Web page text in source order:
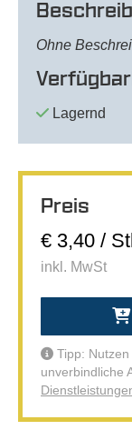
Ohne
Lagernd
Preis
€ 3,40 /
inkl. MwSt
Tipp:
unverbindliche